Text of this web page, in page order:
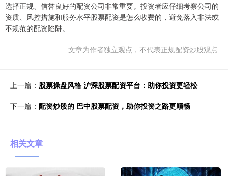
选择正规、信誉良好的配资公司非常重要。投资者应仔细考察公司的
资质、风控措施和服务水平股票配资是怎么收费的，避免落入非法或
不规范的配资陷阱。
文章为作者独立观点，不代表正规配资炒股观点
上一篇： 股票操盘风格 沪深股票配资平台：助你投资更轻松
下一篇： 配资炒股的 巴中股票配资，助你投资之路更顺畅
相关文章